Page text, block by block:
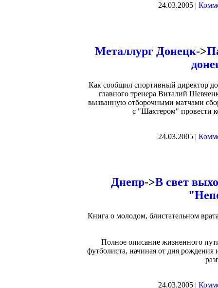
24.03.2005 |
Металлург Донецк->
Как сообщил спортивный директор
главного тренера Виталий
вызванную отборочными матчами
с "Шахтером" провести
24.03.2005 |
Днепр->В свет
Книга о молодом, блистательном
Полное описание жизненного
футболиста, начиная от дня рождения
24.03.2005 |